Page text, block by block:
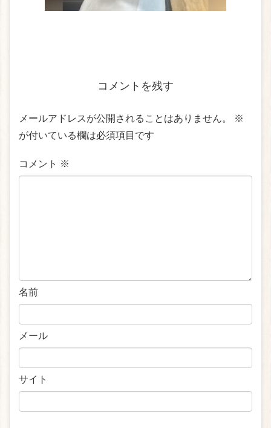
コメントを残す
メールアドレスが公開されることはありません。
※
が付いている欄は必須項目です
コメント ※
名前
メール
サイト